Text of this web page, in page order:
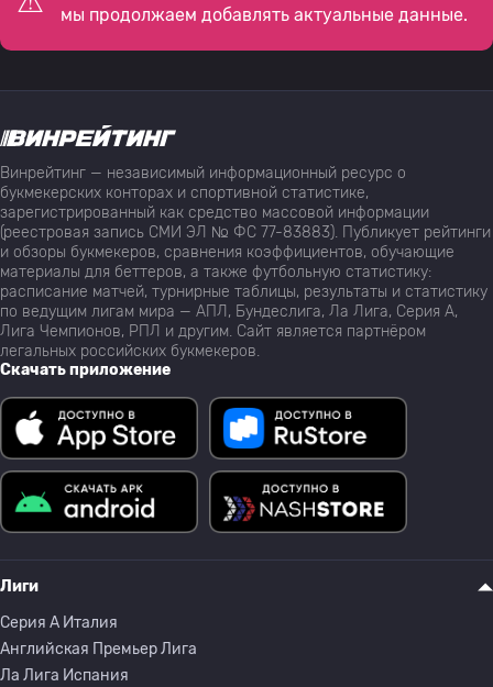
мы продолжаем добавлять актуальные данные.
Винрейтинг — независимый информационный ресурс о
букмекерских конторах и спортивной статистике,
зарегистрированный как средство массовой информации
(реестровая запись СМИ ЭЛ № ФС 77-83883). Публикует рейтинги
и обзоры букмекеров, сравнения коэффициентов, обучающие
материалы для беттеров, а также футбольную статистику:
расписание матчей, турнирные таблицы, результаты и статистику
по ведущим лигам мира — АПЛ, Бундеслига, Ла Лига, Серия А,
Лига Чемпионов, РПЛ и другим. Сайт является партнёром
легальных российских букмекеров.
Скачать приложение
Лиги
Серия A Италия
Английская Премьер Лига
Ла Лига Испания